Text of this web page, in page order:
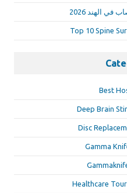
Top 10 Spine
Best
Deep Brain
Disc
Gamma
Healthcare